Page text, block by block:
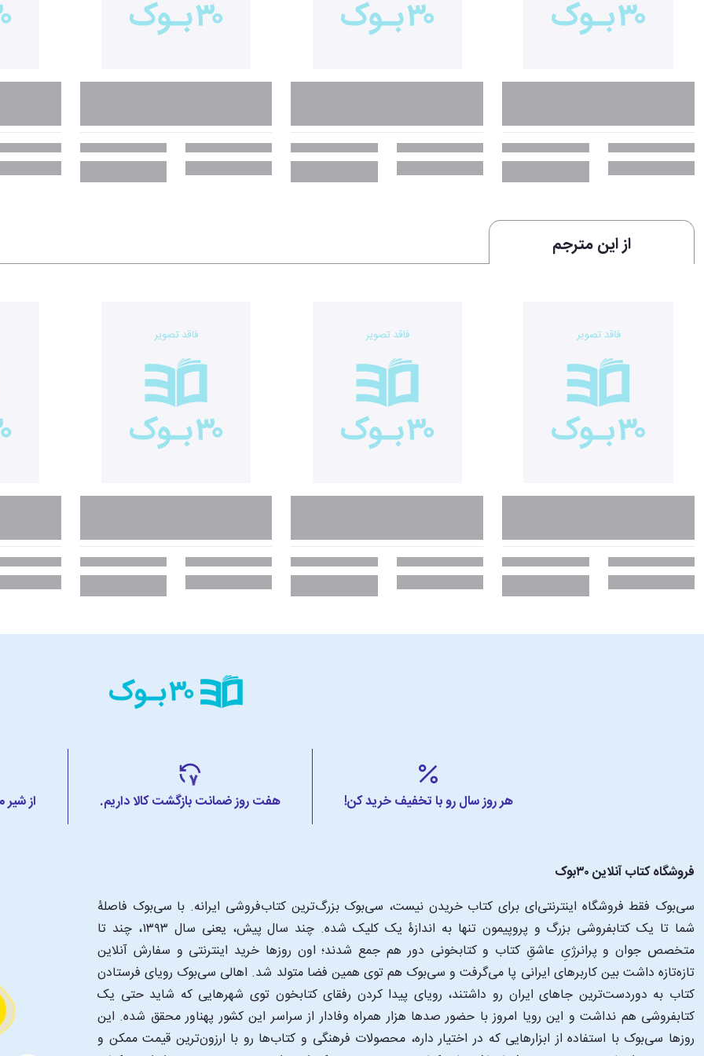
جملات درخشانی از کتاب آنچه نمی‌خواهند درباره پول بدانید:
به ارزش 50 میلیون پوند صرف کند؟ گینا میلر، مدیر سرمایه‌گذاری و تبلیغات، گفت زمانی که در گینه زندگی می‌کرده، مادرش حسابی اهل حساب‌وکتاب بوده است.»
بچه‌ها خوب نبود. این روزها حتی ساده‌ترین محاسبات را هم با ماشین‌حساب آیفونم چک می‌کنم چون چنان‌که باید به مغز خودم اعتماد ندارم. از آنجا‌که
خانم سگر، می‌پرسید: «دخترم، فیثاغورس چه می‌خواهد بگوید؟ محاسبۀ ابعاد مثلث دقیقاً به چه کار ما می‌آید؟» دست‌وپایم را گم می‌کردم. از آخرین امتحان
بگیرد دروس ریاضی مدارس بیشتر به مسائل «محاسبات مالی» بپردازند. تمام بچه‌ها به پول علاقه دارند و هزار جور مهارت به‌دردبخور هست که می‌توانیم یادشان
نمی‌دانیم چرا چنین کاری می‌کنیم. ما مجموعه‌ای عادت می‌سازیم که ذهنمان را به سمت رفتارهایی خاص در قبال پول هدایت می‌کنند و این موضوع در جوانی
پولتان را در قلک جمع می‌کردید و بعد توانستید با همان پول عروسک بخرید. وقتی بزرگ شدید عادت پس‌انداز کردن ملکۀ ذهنتان شد و شما استاد پس‌انداز
دعوای بین والدینتان بر سر پول باشد. از این طریق پول را همراه با دعوا می‌دانید و زمانی که بزرگ می‌شوید سعی می‌کنید از پول فرار کنید تا دچار ناراحتی
تیرۀ پاکت ادارۀ مالیات. سال‌ها پیش، وقتی برمی‌گشتم خانه و می‌دیدم نامه‌ای از ادارۀ مالیات در صندوق پستم هست حسابی وحشت می‌کردم. پس خودم می‌گفتم
کنم جایی پنهان کنم.»
تحلیلی بر کتاب آنچه نمی‌خواهند دربارۀ پول بدانید‌:
پول داشتن به ما قدرت می‌دهد و نداشتن پول ما را ضعیف می‌کند اما دنیای پول برای بسیاری از ما ترسناک است. سروکله زدن با پول از جنبه‌های متفاوتی
برای سروکله زدن با آن دارد. با خواندن کتابآنچه نمی‌خواهند دربارۀ پول بدانیدمتوجه می‌شوید عادت‌های بدتان چطور شکل می‌گیرند و نویسنده به شما نشان
اولین عادت از ابر هفت عادت معرفی شده است که همان عادت برخورد عقلانی با پول است و برخی از «شخصیت‌های مالی» در کتاب معرفی شده‌اند که کمک
فهرست مطالب کتاب آنچه نمی‌خواهند درباره پول بدانید
اگر از خواندن کتاب آنچه نمی‌خواهند دربارۀ پول بدانید لذت بردید، از مطالعۀ کتاب‌های زیر نیز
•کلیات علم اقتصاد اثر مشترک دارون عجم اغلو، دیوید لیبسون و جان.ای لیست، چند تن از اقتصاددان‌های مشهور دنیا است. آن‌ها در کتاب کلیات علم اقتصاد
اقتصادی برای فهم رفتار بشر قرار دارند؛ یعنی بهینه‌یابی، تعادل و روش تجربی. آن‌ها با رویکردی تازه و با استفاده از این مضامین، نه‌تنها قدرت ایده‌های
پیش‌بینی می‌کنند.
• فقر احمق می‌کند
اثر مشترک سندهیل مولاینیتن اقتصاددان رفتاری و الدار شفیر، روان‌شناس است. نویسندگان در این کتاب نقش فقر و کمیابی و
مخاطبین نشان می‌دهند که چگونه افراد و گروه‌های مردمی می‌توانند کمیابی را برای دستیابی به موفقیت و رضایت مدیریت کنند.
•فلسفۀ پولاثر گئورک زیمل جستارنویس زبردست است. او در این کتاب به مدد یک روش فلسفی منسجم و مشخص، پیوندی دیالکتیکی میان انبوهی از جزئیات
از این مترجم
هر روز سال رو با تخفیف خرید کن! هفت روز ضمانت بازگشت کالا داریم. از
فروشگاه کتاب آنلاین ۳۰بوک
سی‌بوک فقط فروشگاه اینترنتی‌ای برای کتاب خریدن نیست، سی‌بوک بزرگ‌ترین کتاب‌فروشی ایرانه. با سی‌بوک فاصلۀ
شما تا یک کتابفروشی بزرگ و پروپیمون تنها به اندازۀ یک کلیک شده. چند سال پیش، یعنی سال ۱۳۹۳، چند تا
متخصص جوان و پرانرژیِ عاشقِ کتاب و کتابخونی دور هم جمع شدند؛ اون‌ روزها خرید اینترنتی و سفارش آنلاین
تازه‌تازه داشت بین کاربرهای ایرانی پا می‌گرفت و سی‌بوک هم توی همین فضا متولد شد. اهالی سی‌بوک رویای فرستادن
کتاب به دوردست‌ترین جاهای ایران رو داشتند، رویای پیدا کردن رفقای کتابخون توی شهرهایی که شاید حتی یک
کتابفروشی هم نداشت و این رویا امروز با حضور صدها هزار همراه وفادار از سراسر این کشور پهناور محقق شده. این
‌روزها سی‌بوک با استفاده از ابزارهایی که در اختیار داره، محصولات فرهنگی و کتاب‌ها رو با ارزون‌ترین قیمت ممکن و